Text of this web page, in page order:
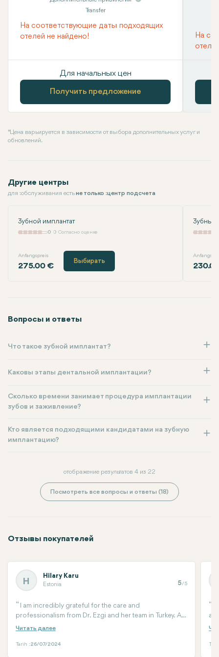
Transfer
На соответствующие даты подходящих
отелей не найдено!
Для начальных цен
Получить предложение
На
* Цена варьируется в зависимости от выбора дополнительных услуг и
обновлений.
Другие центры
для :обслуживания естьне только :центр подсчета
Зубной имплантат
0 0 Согласно оценке
Anfangspreis
275.00 €
Выбирать
Зубные
Вопросы и ответы
Что такое зубной имплантат?
Каковы этапы дентальной имплантации?
Сколько времени занимает процедура имплантации
зубов и заживление?
Кто является подходящими кандидатами на зубную
имплантацию?
отображение результатов 4 из 22
Посмотреть все вопросы и ответы (18)
Отзывы покупателей
H
Hilary Karu
Estonia 5/5
I am incredibly grateful for the care and
professionalism from Dr. Ezgi and her team in Turkey. As
an Estonian woman, I was initially terrified to travel
immediate treatment and the waiting time in my home
Tarih :26/07/2024
till